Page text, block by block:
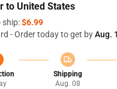
to United States
ship:$6.99
- Order today to get byAug.
Shipping
Aug. 08